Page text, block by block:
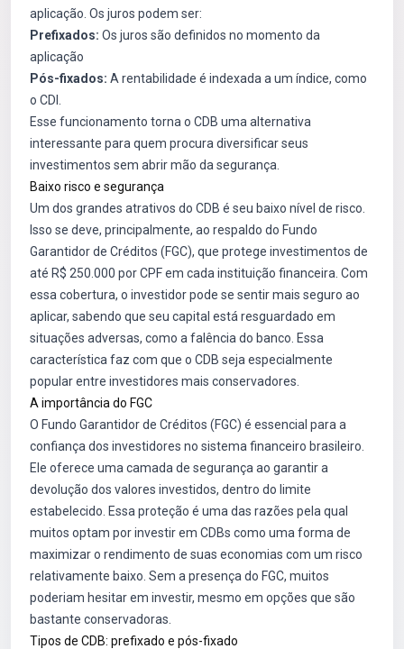
aplicação. Os juros podem ser:
Prefixados: Os juros são definidos no momento da
aplicação
Pós-fixados: A rentabilidade é indexada a um índice, como
o CDI.
Esse funcionamento torna o CDB uma alternativa
interessante para quem procura diversificar seus
investimentos sem abrir mão da segurança.
Baixo risco e segurança
Um dos grandes atrativos do CDB é seu baixo nível de risco.
Isso se deve, principalmente, ao respaldo do Fundo
Garantidor de Créditos (FGC), que protege investimentos de
até R$ 250.000 por CPF em cada instituição financeira. Com
essa cobertura, o investidor pode se sentir mais seguro ao
aplicar, sabendo que seu capital está resguardado em
situações adversas, como a falência do banco. Essa
característica faz com que o CDB seja especialmente
popular entre investidores mais conservadores.
A importância do FGC
O Fundo Garantidor de Créditos (FGC) é essencial para a
confiança dos investidores no sistema financeiro brasileiro.
Ele oferece uma camada de segurança ao garantir a
devolução dos valores investidos, dentro do limite
estabelecido. Essa proteção é uma das razões pela qual
muitos optam por investir em CDBs como uma forma de
maximizar o rendimento de suas economias com um risco
relativamente baixo. Sem a presença do FGC, muitos
poderiam hesitar em investir, mesmo em opções que são
bastante conservadoras.
Tipos de CDB: prefixado e pós-fixado